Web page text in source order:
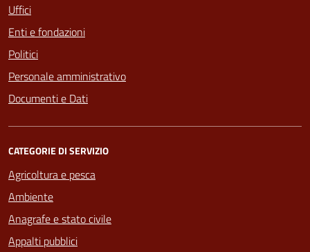
Uffici
Enti e fondazioni
Politici
Personale amministrativo
Documenti e Dati
CATEGORIE DI SERVIZIO
Agricoltura e pesca
Ambiente
Anagrafe e stato civile
Appalti pubblici